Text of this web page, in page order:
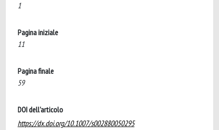
1
Pagina iniziale
11
Pagina finale
59
DOI dell'articolo
https://dx.doi.org/10.1007/s002880050295